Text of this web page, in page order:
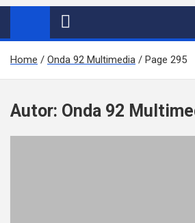
Home Onda 92 Multimedia Page 295
Autor: Onda 92